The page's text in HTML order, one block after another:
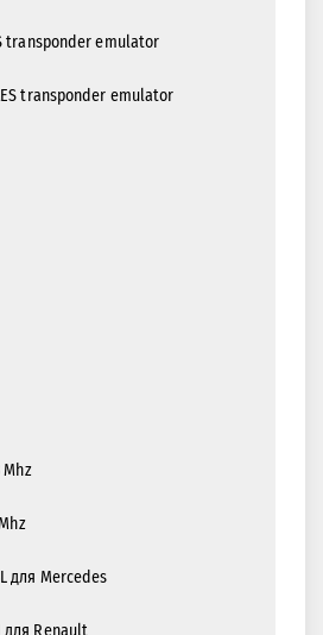
transponder emulator
transponder emulator
Mhz
для Mercedes
для Renault